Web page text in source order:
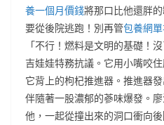
養一個月價錢將那口比他還胖
要從後院逃跑！別再管包養網
「不行！燃料是文明的基礎！
吉娃娃特務抗議。它用小嘴咬
它背上的枸杞推進器。推進器
伴隨著一股濃郁的蔘味爆發。
他，一起從撞出來的洞口衝向